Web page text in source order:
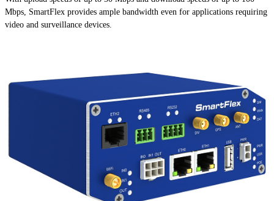
Mbps, SmartFlex provides ample bandwidth even for applications requiring
video and surveillance devices.